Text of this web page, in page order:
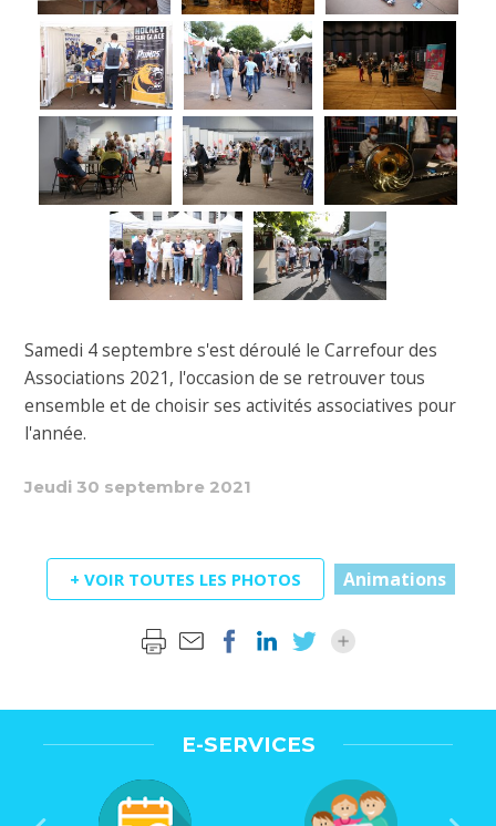
Samedi 4 septembre s'est déroulé le Carrefour des
Associations 2021, l'occasion de se retrouver tous
ensemble et de choisir ses activités associatives pour
l'année.
Jeudi 30 septembre 2021
+ VOIR TOUTES LES PHOTOS Animations
E-SERVICES